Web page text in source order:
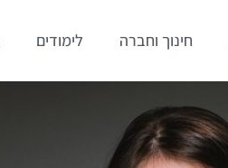
חינוך וחברה לימודים